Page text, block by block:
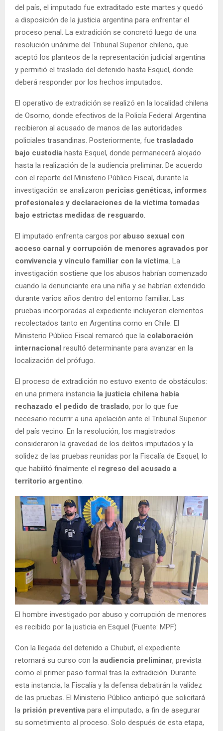
del país, el imputado fue extraditado este martes y quedó
a disposición de la justicia argentina para enfrentar el
proceso penal. La extradición se concretó luego de una
resolución unánime del Tribunal Superior chileno, que
aceptó los planteos de la representación judicial argentina
y permitió el traslado del detenido hasta Esquel, donde
deberá responder por los hechos imputados.
El operativo de extradición se realizó en la localidad chilena
de Osorno, donde efectivos de la Policía Federal Argentina
recibieron al acusado de manos de las autoridades
policiales trasandinas. Posteriormente, fue trasladado
bajo custodia hasta Esquel, donde permanecerá alojado
hasta la realización de la audiencia preliminar. De acuerdo
con el reporte del Ministerio Público Fiscal, durante la
investigación se analizaron pericias genéticas, informes
profesionales y declaraciones de la víctima tomadas
bajo estrictas medidas de resguardo
El imputado enfrenta cargos por abuso sexual con
acceso carnal y corrupción de menores agravados por
convivencia y vínculo familiar con la víctima . La
investigación sostiene que los abusos habrían comenzado
cuando la denunciante era una niña y se habrían extendido
durante varios años dentro del entorno familiar. Las
pruebas incorporadas al expediente incluyeron elementos
recolectados tanto en Argentina como en Chile. El
Ministerio Público Fiscal remarcó que la colaboración
internacional resultó determinante para avanzar en la
localización del prófugo.
El proceso de extradición no estuvo exento de obstáculos:
en una primera instancia la justicia chilena había
rechazado el pedido de traslado, por lo que fue
necesario recurrir a una apelación ante el Tribunal Superior
del país vecino. En la resolución, los magistrados
consideraron la gravedad de los delitos imputados y la
solidez de las pruebas reunidas por la Fiscalía de Esquel, lo
que habilitó finalmente el regreso del acusado a
territorio argentino
El hombre investigado por abuso y corrupción de menores
es recibido por la justicia en Esquel (Fuente: MPF)
Con la llegada del detenido a Chubut, el expediente
retomará su curso con la audiencia preliminar, prevista
como el primer paso formal tras la extradición. Durante
esta instancia, la Fiscalía y la defensa debatirán la validez
de las pruebas. El Ministerio Público anticipó que solicitará
la prisión preventiva para el imputado, a fin de asegurar
su sometimiento al proceso. Solo después de esta etapa,